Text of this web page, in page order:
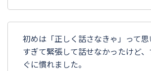
初めは「正しく話さなきゃ」って思
すぎて緊張して話せなかったけど、
ぐに慣れました。